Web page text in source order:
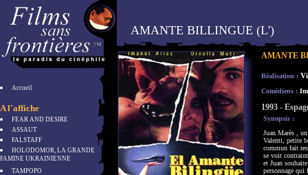
Accueil
A l'affiche
FEAR AND DESIRE
ASSAUT
FALSTAFF
HOLODOMOR, LA GRANDE
FAMINE UKRAINIENNE
TAMPOPO
AMANTE BILLINGUE (L')
AMANTE
Réalisation :
Comédiens :
1993 -
Synopsis :
Juan Marès ,
Valenti, petite
commun fait
se voit
et Juan
personnage qui